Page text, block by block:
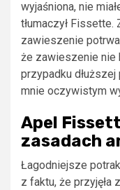
wyjaśniona, nie
tłumaczył Fissette.
zawieszenie
że zawieszenie nie
przypadku dłuższej
mnie oczywistym
Apel
zasadach
Łagodniejsze
z faktu, że przyjęła